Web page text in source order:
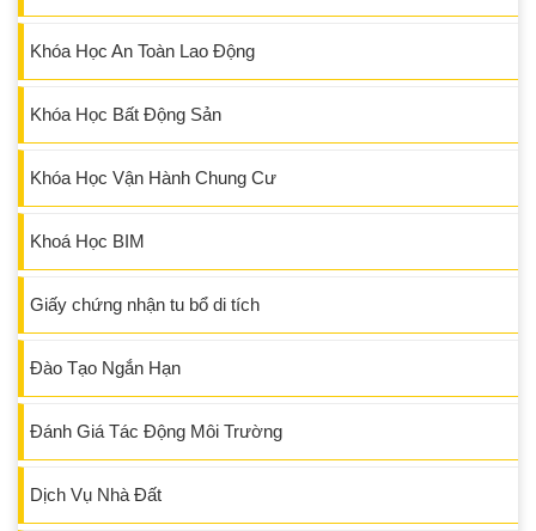
Khóa Học An Toàn Lao Động
Khóa Học Bất Động Sản
Khóa Học Vận Hành Chung Cư
Khoá Học BIM
Giấy chứng nhận tu bổ di tích
Đào Tạo Ngắn Hạn
Đánh Giá Tác Động Môi Trường
Dịch Vụ Nhà Đất